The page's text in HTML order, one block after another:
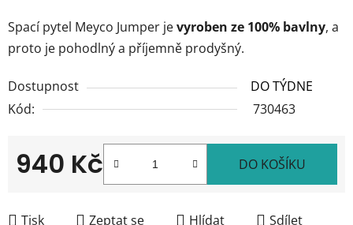
Spací pytel Meyco Jumper jevyroben ze 100% bavlny, a
proto je pohodlný a příjemně prodyšný.
Dostupnost
DO TÝDNE
Kód:
730463
940 Kč DO KOŠÍKU
Tisk Zeptat se Hlídat Sdílet